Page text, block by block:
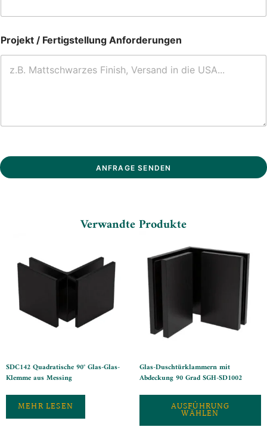
Projekt / Fertigstellung Anforderungen
ANFRAGE SENDEN
Verwandte Produkte
SDC142 Quadratische 90° Glas-Glas-
Klemme aus Messing
MEHR LESEN
Glas-Duschtürklammern mit
Abdeckung 90 Grad SGH-SD1002
AUSFÜHRUNG
WÄHLEN